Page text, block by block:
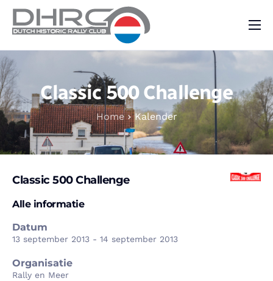
Kalender
Vraag & Aanbod
Nieuws
Contact
Classic 500 Challenge
Home Kalender
Classic 500 Challenge
Alle informatie
Datum
13 september 2013 - 14 september 2013
Organisatie
Rally en Meer